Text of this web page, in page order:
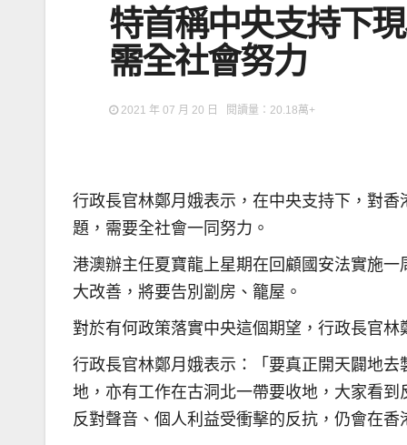
特首稱中央支持下
需全社會努力
2021 年 07 月 20 日 閱讀量：20.18萬+
行政長官林鄭月娥表示，在中央支持下，對
題，需要全社會一同努力。
港澳辦主任夏寶龍上星期在回顧國安法實施
大改善，將要告別劏房、籠屋。
對於有何政策落實中央這個期望，行政長官
行政長官林鄭月娥表示：「要真正開天闢地
地，亦有工作在古洞北一帶要收地，大家看
反對聲音、個人利益受衝擊的反抗，仍會在